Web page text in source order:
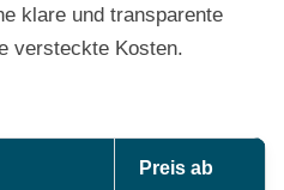
klare und transparente
versteckte Kosten.
Preis ab